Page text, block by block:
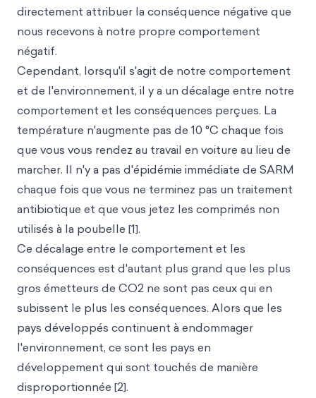
directement attribuer la conséquence négative que
nous recevons à notre propre comportement
négatif.
Cependant, lorsqu'il s'agit de notre comportement
et de l'environnement, il y a un décalage entre notre
comportement et les conséquences perçues. La
température n'augmente pas de 10 °C chaque fois
que vous vous rendez au travail en voiture au lieu de
marcher. Il n'y a pas d'épidémie immédiate de SARM
chaque fois que vous ne terminez pas un traitement
antibiotique et que vous jetez les comprimés non
utilisés à la poubelle [1].
Ce décalage entre le comportement et les
conséquences est d'autant plus grand que les plus
gros émetteurs de CO2 ne sont pas ceux qui en
subissent le plus les conséquences. Alors que les
pays développés continuent à endommager
l'environnement, ce sont les pays en
développement qui sont touchés de manière
disproportionnée [2].